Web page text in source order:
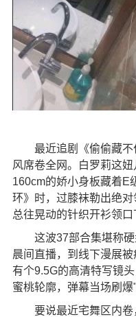
最近追剧《偷偷藏
风席卷全网。白罗莉这
160cm的娇小身板藏着E
环》时，过膝袜勒出绝
总往晃动的针织开衫领口
这波37部合集堪称
晨间直播，到线下漫展被
有个9.5G的高清特写镜
蜜桃轮廓，弹幕当场刷爆
要说最近宅舞区内